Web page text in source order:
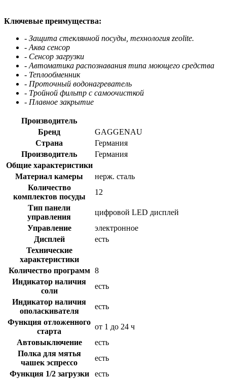
Ключевые преимущества:
- Защита стеклянной посуды, технология zeolite.
- Аква сенсор
- Сенсор загрузки
- Автоматика распознавания типа моющего средства
- Теплообменник
- Проточный водонагреватель
- Тройной фильтр с самоочисткой
- Плавное закрытие
Производитель
Бренд
GAGGENAU
Страна
Германия
Производитель
Германия
Общие характеристики
Материал камеры
нерж. сталь
Количество
комплектов посуды
12
Тип панели
управления
цифровой LED дисплей
Управление
электронное
Дисплей
есть
Технические
характеристики
Количество программ 8
Индикатор наличия
соли
есть
Индикатор наличия
ополаскивателя
есть
Функция отложенного
старта
от 1 до 24 ч
Автовыключение
есть
Полка для мятья
чашек эспрессо
есть
Функция 1/2 загрузки
есть